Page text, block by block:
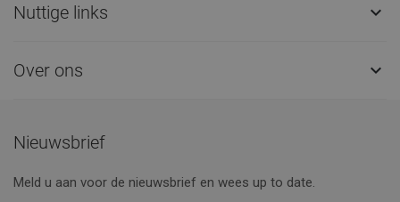
Nuttige links 
Over ons 
Nieuwsbrief
Meld u aan voor de nieuwsbrief en wees up to date.